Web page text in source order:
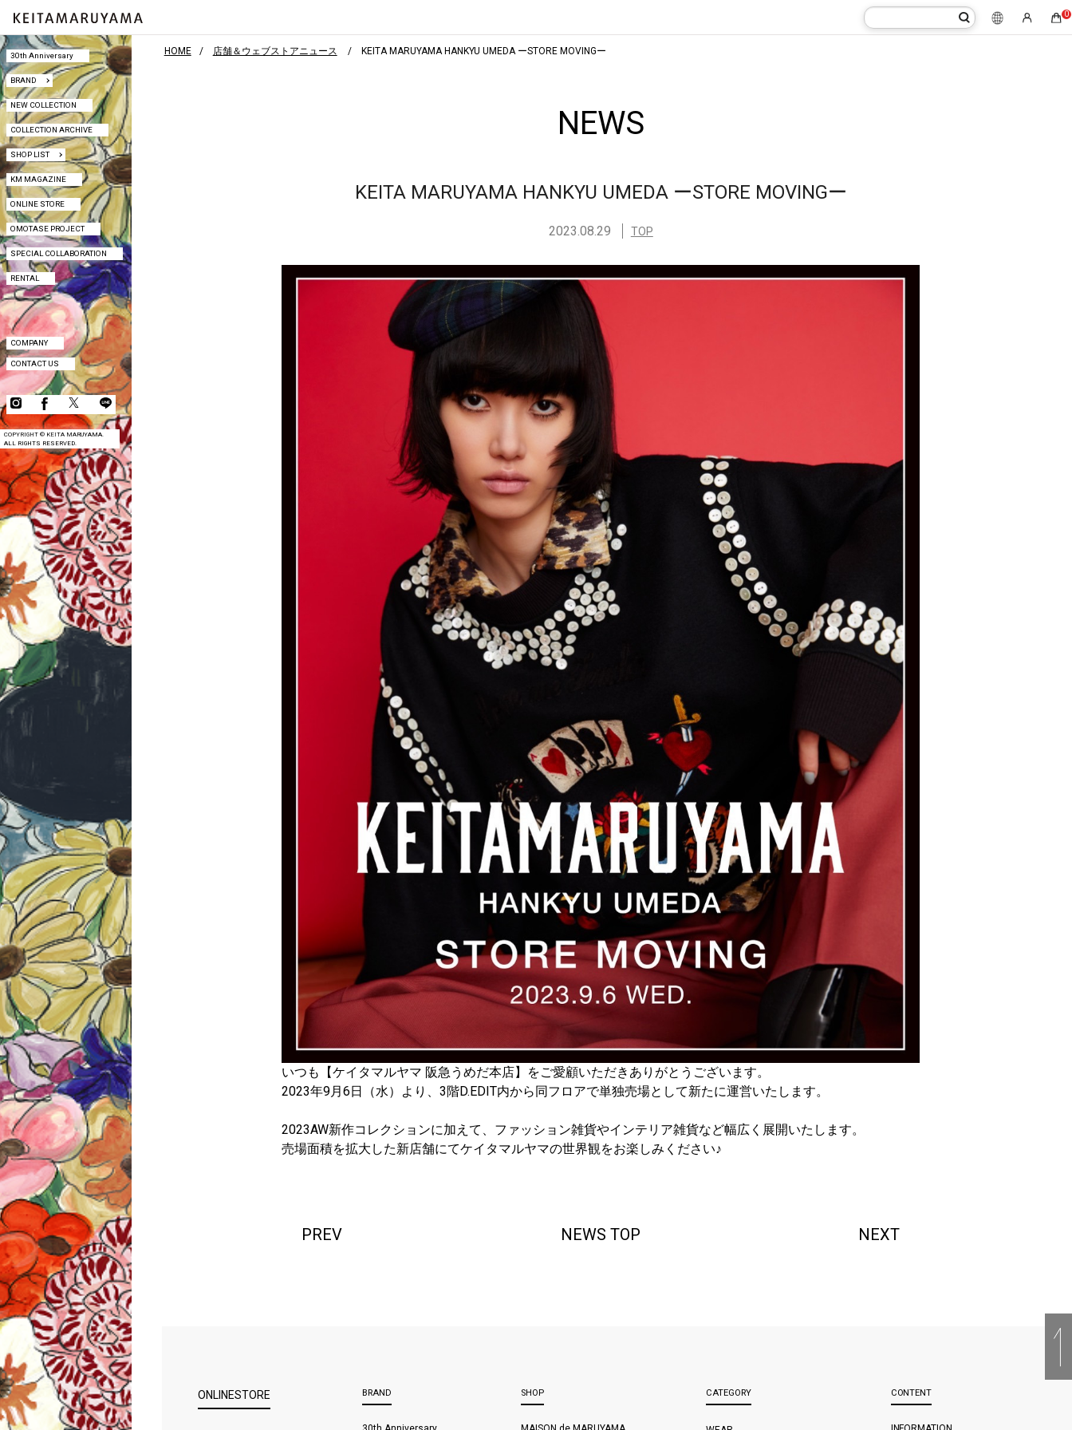
0
30th Anniversary
BRAND
NEW COLLECTION
COLLECTION ARCHIVE
SHOP LIST
KM MAGAZINE
ONLINE STORE
OMOTASE PROJECT
SPECIAL COLLABORATION
RENTAL
COMPANY
CONTACT US
COPYRIGHT © KEITA MARUYAMA.
ALL RIGHTS RESERVED.
30th Anniversary
BRAND
NEW COLLECTION
COLLECTION ARCHIVE
SHOP LIST
KM MAGAZINE
ONLINE STORE
OMOTASE PROJECT
SPECIAL COLLABORATION
RENTAL
COMPANY
CONTACT US
COPYRIGHT © KEITA MARUYAMA.
ALL RIGHTS RESERVED.
HOME 店舗＆ウェブストアニュース KEITA MARUYAMA HANKYU UMEDA ーSTORE MOVINGー
NEWS
KEITA MARUYAMA HANKYU UMEDA ーSTORE MOVINGー
2023.08.29 TOP
いつも【ケイタマルヤマ 阪急うめだ本店】をご愛顧いただきありがとうございます。
2023年9月6日（水）より、3階D.EDIT内から同フロアで単独売場として新たに運営いたします。
2023AW新作コレクションに加えて、ファッション雑貨やインテリア雑貨など幅広く展開いたします。
売場面積を拡大した新店舗にてケイタマルヤマの世界観をお楽しみください♪
NEWS TOP
PREV NEXT
ONLINESTORE BRAND SHOP CATEGORY CONTENT